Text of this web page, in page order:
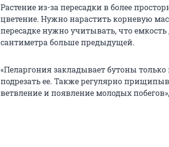
Растение из-за пересадки в более
цветение. Нужно нарастить корневую
пересадке нужно учитывать, что
сантиметра больше предыдущей.
«Пеларгония закладывает бутоны
подрезать ее. Также регулярно
ветвление и появление молодых